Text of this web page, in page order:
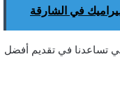
في الشارقة
تساعدنا في تقديم أفضل